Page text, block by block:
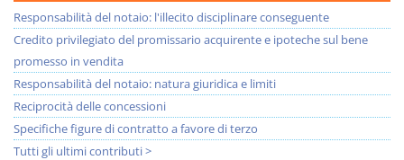
Responsabilità del notaio: l'illecito disciplinare conseguente
Credito privilegiato del promissario acquirente e ipoteche sul bene
promesso in vendita
Responsabilità del notaio: natura giuridica e limiti
Reciprocità delle concessioni
Specifiche figure di contratto a favore di terzo
Tutti gli ultimi contributi >